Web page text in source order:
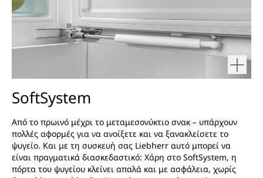
SoftSystem
Από το πρωινό μέχρι το μεταμεσονύκτιο σνακ – υπάρχουν
πολλές αφορμές για να ανοίξετε και να ξανακλείσετε το
ψυγείο. Και με τη συσκευή σας Liebherr αυτό μπορεί να
είναι πραγματικά διασκεδαστικό: Χάρη στο SoftSystem, η
πόρτα του ψυγείου κλείνει απαλά και με ασφάλεια, χωρίς